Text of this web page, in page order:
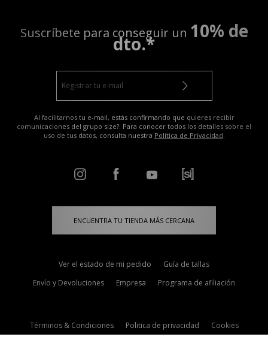
Suscríbete para conseguir un 10% de
dto.*
Al facilitarnos tu e-mail, estás confirmando que quieres recibir
comunicaciones del grupo size?. Para conocer todos los detalles sobre el
uso de tus datos, consulta nuestra Política de Privacidad
ENCUENTRA TU TIENDA MÁS CERCANA
Ver el estado de mi pedido
Guía de tallas
Envío y Devoluciones
Empresa Programa de afiliación
Términos & Condiciones Politica de privacidad
Cookies